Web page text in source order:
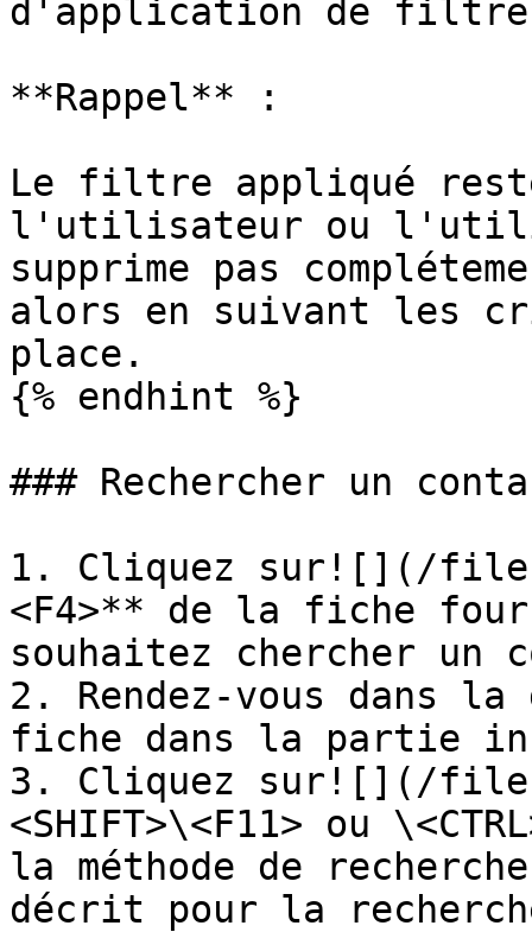
d'application de filtre
**Rappel** :
Le filtre appliqué
l'utilisateur ou
supprime pas
alors en suivant les
place.
{% endhint %}
### Rechercher un
1. Cliquez sur![](/files/
<F4>** de la fiche
souhaitez chercher un
2. Rendez-vous dans
fiche dans la partie
3. Cliquez sur![](/files/
<SHIFT>\<F11> ou
la méthode de
décrit pour la